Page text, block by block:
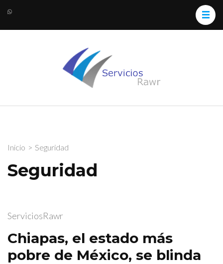
Inicio > Seguridad
Seguridad
ServiciosRawr
Chiapas, el estado más
pobre de México, se blinda